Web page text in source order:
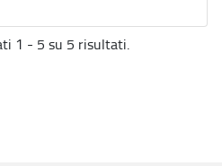
1 - 5 su 5 risultati.